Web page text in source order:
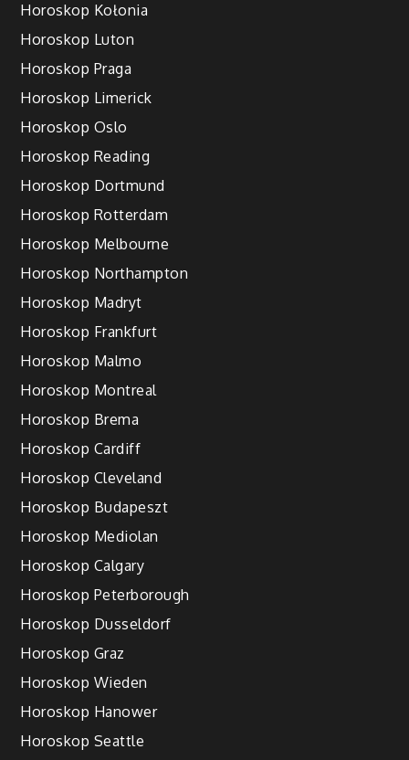
Horoskop Kołonia
Horoskop Luton
Horoskop Praga
Horoskop Limerick
Horoskop Oslo
Horoskop Reading
Horoskop Dortmund
Horoskop Rotterdam
Horoskop Melbourne
Horoskop Northampton
Horoskop Madryt
Horoskop Frankfurt
Horoskop Malmo
Horoskop Montreal
Horoskop Brema
Horoskop Cardiff
Horoskop Cleveland
Horoskop Budapeszt
Horoskop Mediolan
Horoskop Calgary
Horoskop Peterborough
Horoskop Dusseldorf
Horoskop Graz
Horoskop Wieden
Horoskop Hanower
Horoskop Seattle